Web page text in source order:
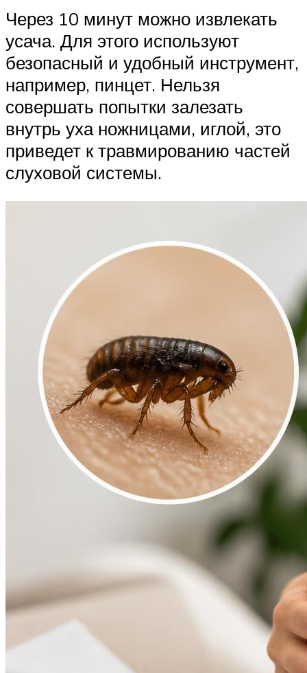
Через 10 минут можно извлекать
усача. Для этого используют
безопасный и удобный инструмент,
например, пинцет. Нельзя
совершать попытки залезать
внутрь уха ножницами, иглой, это
приведет к травмированию частей
слуховой системы.